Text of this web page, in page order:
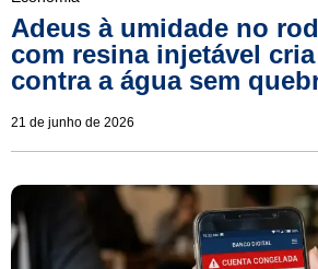
Adeus à umidade no
com resina injetável
contra a água sem
21 de junho de 2026